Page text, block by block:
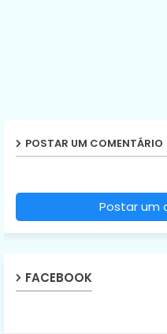
POSTAR UM COMENTÁRIO
Postar um
FACEBOOK